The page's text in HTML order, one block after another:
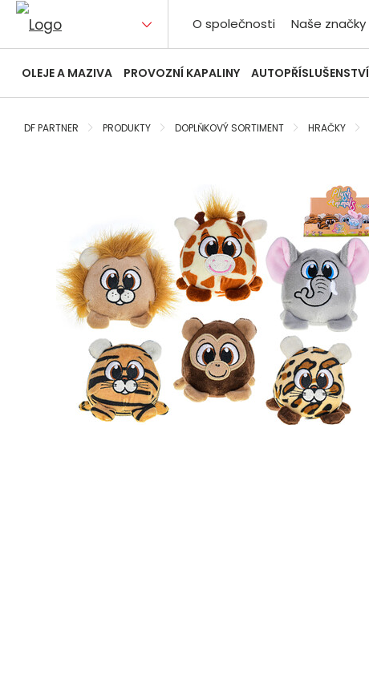
O společnosti Naše značky
OLEJE A MAZIVA PROVOZNÍ KAPALINY AUTOPŘÍSLUŠENSTVÍ
DF PARTNER PRODUKTY DOPLŇKOVÝ SORTIMENT HRAČKY